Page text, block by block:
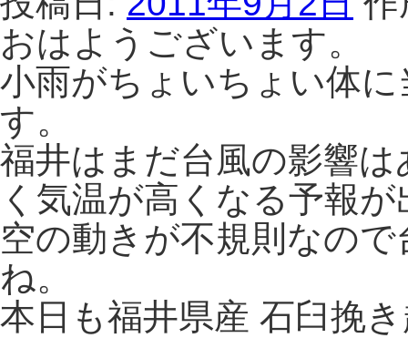
農
園
体
場
15
日
目
は
おはようございます。
小雨がちょいちょい体
す。
福井はまだ台風の影響
く気温が高くなる予報
空の動きが不規則なの
ね。
本日も福井県産 石臼挽